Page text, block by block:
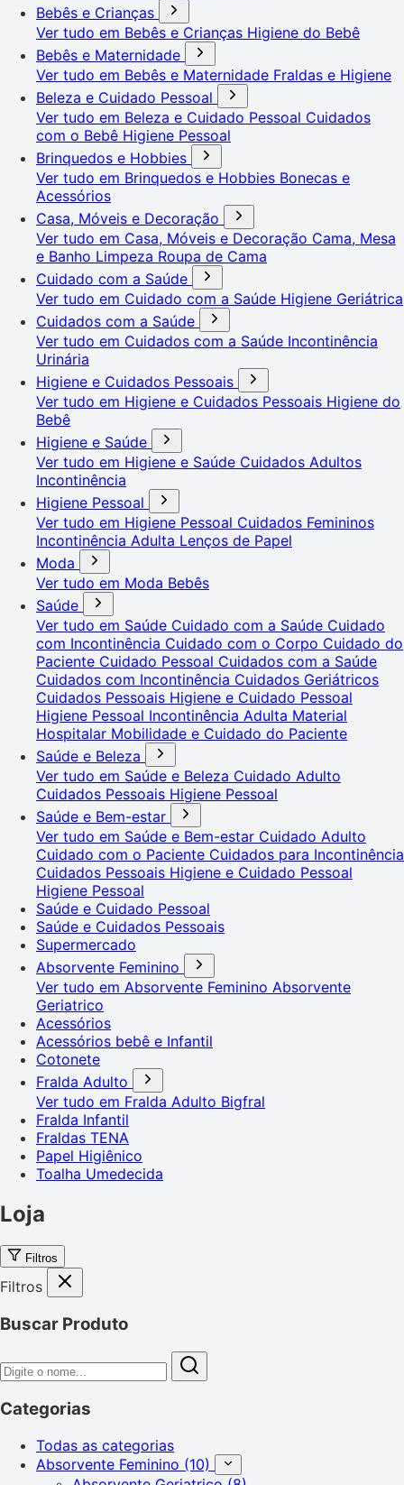
Bebês e Crianças
Ver tudo em Bebês e Crianças Higiene do Bebê
Bebês e Maternidade
Ver tudo em Bebês e Maternidade Fraldas e Higiene
Beleza e Cuidado Pessoal
Ver tudo em Beleza e Cuidado Pessoal Cuidados
com o Bebê Higiene Pessoal
Brinquedos e Hobbies
Ver tudo em Brinquedos e Hobbies Bonecas e
Acessórios
Casa, Móveis e Decoração
Ver tudo em Casa, Móveis e Decoração Cama, Mesa
e Banho Limpeza Roupa de Cama
Cuidado com a Saúde
Ver tudo em Cuidado com a Saúde Higiene Geriátrica
Cuidados com a Saúde
Ver tudo em Cuidados com a Saúde Incontinência
Urinária
Higiene e Cuidados Pessoais
Ver tudo em Higiene e Cuidados Pessoais Higiene do
Bebê
Higiene e Saúde
Ver tudo em Higiene e Saúde Cuidados Adultos
Incontinência
Higiene Pessoal
Ver tudo em Higiene Pessoal Cuidados Femininos
Incontinência Adulta Lenços de Papel
Moda
Ver tudo em Moda Bebês
Saúde
Ver tudo em Saúde Cuidado com a Saúde Cuidado
com Incontinência Cuidado com o Corpo Cuidado do
Paciente Cuidado Pessoal Cuidados com a Saúde
Cuidados com Incontinência Cuidados Geriátricos
Cuidados Pessoais Higiene e Cuidado Pessoal
Higiene Pessoal Incontinência Adulta Material
Hospitalar Mobilidade e Cuidado do Paciente
Saúde e Beleza
Ver tudo em Saúde e Beleza Cuidado Adulto
Cuidados Pessoais Higiene Pessoal
Saúde e Bem-estar
Ver tudo em Saúde e Bem-estar Cuidado Adulto
Cuidado com o Paciente Cuidados para Incontinência
Cuidados Pessoais Higiene e Cuidado Pessoal
Higiene Pessoal
Saúde e Cuidado Pessoal
Saúde e Cuidados Pessoais
Supermercado
Absorvente Feminino
Ver tudo em Absorvente Feminino Absorvente
Geriatrico
Acessórios
Acessórios bebê e Infantil
Cotonete
Fralda Adulto
Ver tudo em Fralda Adulto Bigfral
Fralda Infantil
Fraldas TENA
Papel Higiênico
Toalha Umedecida
Loja
Filtros
Filtros
Buscar Produto
Categorias
Todas as categorias
Absorvente Feminino (10)